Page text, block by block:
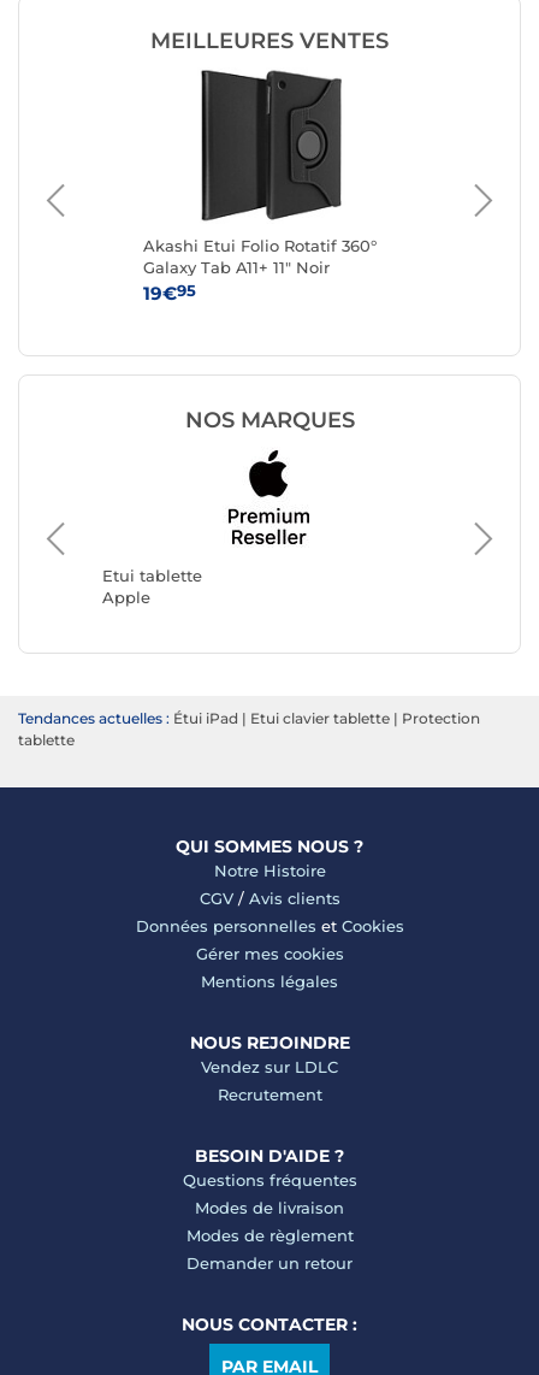
MEILLEURES VENTES
Akashi Etui Folio Rotatif 360°
Galaxy Tab A11+ 11" Noir
19€95
NOS MARQUES
Etui tablette
Apple
Etui
Tendances actuelles : Étui iPad | Etui clavier tablette | Protection
tablette
QUI SOMMES NOUS ?
Notre Histoire
CGV/ Avis clients
Données personnelles et Cookies
Gérer mes cookies
Mentions légales
NOUS REJOINDRE
Vendez sur LDLC
Recrutement
BESOIN D'AIDE ?
Questions fréquentes
Modes de livraison
Modes de règlement
Demander un retour
NOUS CONTACTER :
PAR EMAIL